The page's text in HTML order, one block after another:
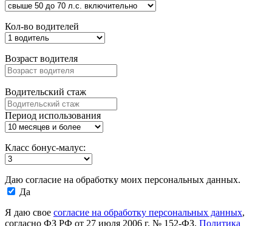
Кол-во водителей
Возраст водителя
Водительский стаж
Период использования
Класс бонус-малус:
Даю согласие на обработку моих персональных данных.
Да
Я даю свое согласие на обработку персональных данных,
согласно ФЗ РФ от 27 июля 2006 г. № 152-ФЗ. Политика